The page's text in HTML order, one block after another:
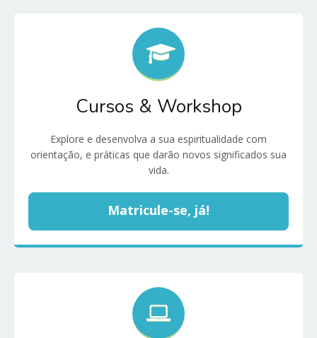
Cursos & Workshop
Explore e desenvolva a sua espiritualidade com
orientação, e práticas que darão novos significados sua
vida.
Matricule-se, já!